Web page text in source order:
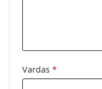
Vardas *